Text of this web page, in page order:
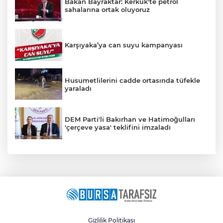
Bakan Bayraktar: Kerkük'te petrol
sahalarına ortak oluyoruz
Karşıyaka’ya can suyu kampanyası
Husumetlilerini cadde ortasında tüfekle
yaraladı
DEM Parti'li Bakırhan ve Hatimoğulları
'çerçeve yasa' teklifini imzaladı
Gizlilik Politikası